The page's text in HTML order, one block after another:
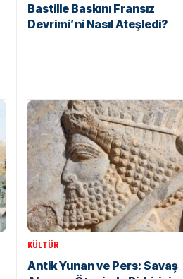
Bastille Baskını Fransız
Devrimi’ni Nasıl Ateşledi?
KÜLTÜR
Antik Yunan ve Pers: Savaş